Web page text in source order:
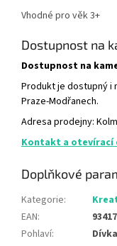
Vhodné pro věk 3+
Dostupnost na
Dostupnost na
Produkt je dostupný i
Praze-Modřanech.
Adresa prodejny:
Kontakt a otevírací
Doplňkové
Kategorie:
EAN:
Pohlaví: Dívka